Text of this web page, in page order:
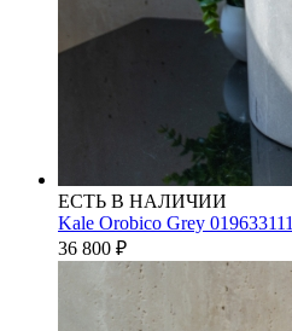
ЕСТЬ В НАЛИЧИИ
Kale Orobico Grey 019633111
36 800 ₽